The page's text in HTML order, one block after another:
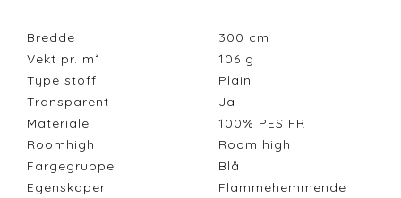
Bredde 300 cm
Vekt pr. m²
106 g
Type stoff
Plain
Transparent
Ja
Materiale
100% PES FR
Roomhigh
Room high
Fargegruppe
Blå
Egenskaper
Flammehemmende